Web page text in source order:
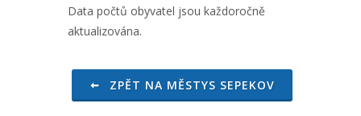
Data počtů obyvatel jsou každoročně
aktualizována.
ZPĚT NA MĚSTYS SEPEKOV